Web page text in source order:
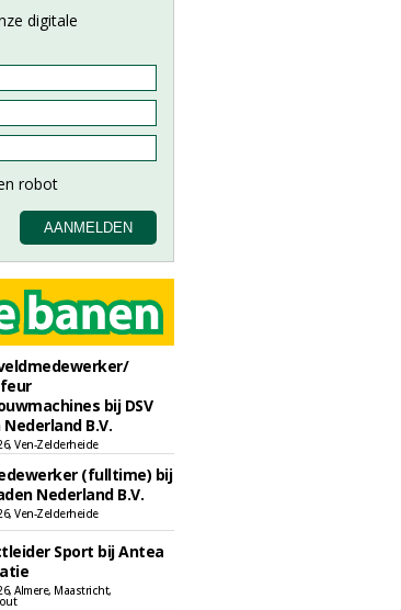
digitale
bij DSV
B.V.
Ven-Zelderheide
(fulltime) bij
Nederland B.V.
Ven-Zelderheide
Sport bij Antea
Almere, Maastricht,